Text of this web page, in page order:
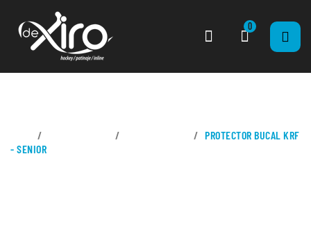
0
PROTECTOR BUCAL KRF
- SENIOR